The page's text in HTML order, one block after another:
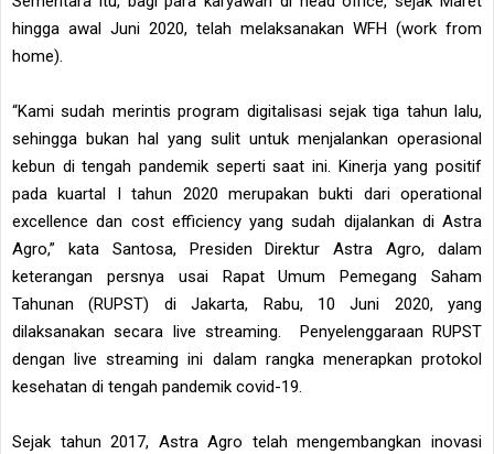
hingga awal Juni 2020, telah melaksanakan WFH (work from
home).
“Kami sudah merintis program digitalisasi sejak tiga tahun lalu,
sehingga bukan hal yang sulit untuk menjalankan operasional
kebun di tengah pandemik seperti saat ini. Kinerja yang positif
pada kuartal I tahun 2020 merupakan bukti dari operational
excellence dan cost efficiency yang sudah dijalankan di Astra
Agro,” kata Santosa, Presiden Direktur Astra Agro, dalam
keterangan persnya usai Rapat Umum Pemegang Saham
Tahunan (RUPST) di Jakarta, Rabu, 10 Juni 2020, yang
dilaksanakan secara live streaming. Penyelenggaraan RUPST
dengan live streaming ini dalam rangka menerapkan protokol
kesehatan di tengah pandemik covid-19.
Sejak tahun 2017, Astra Agro telah mengembangkan inovasi